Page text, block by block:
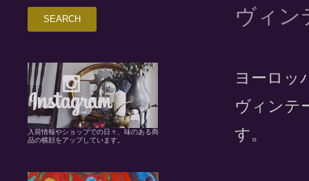
ヴィン
ヨーロッ
ヴィンテ
す。
入荷情報やショップでの日々、味のある商
品の横顔をアップしています。